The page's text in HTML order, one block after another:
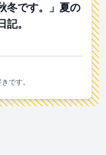
冬です。」夏の
。
です。